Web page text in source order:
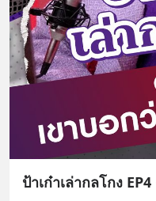
ป้าเก๋าเล่ากลโกง